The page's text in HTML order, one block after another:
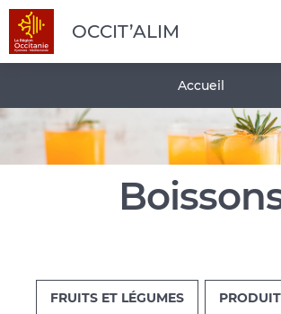
Navigation
Aller
au
contenu
Pied
de
page
OCCIT’ALIM
d'Ariane
Accueil
FRUITS ET LÉGUMES